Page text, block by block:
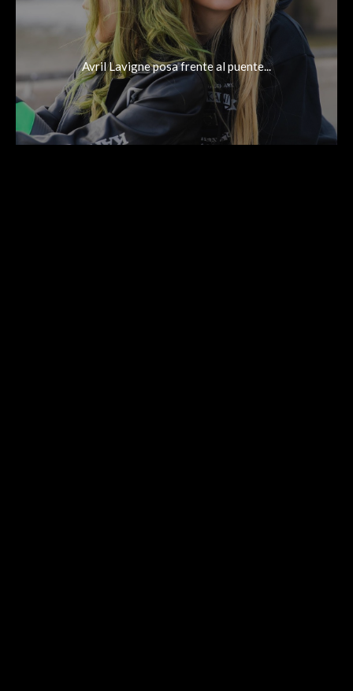
Avril Lavigne posa frente al puente...